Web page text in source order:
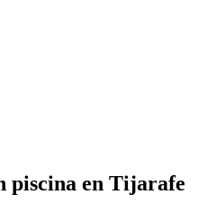
piscina en Tijarafe